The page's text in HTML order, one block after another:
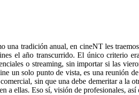
una tradición anual, en cineNT les
el año transcurrido. El único criterio
o streaming, sin importar si las
un solo punto de vista, es una reunión
sin que una debe demeritar a la
a ellas. Eso sí, visión de profesionales,